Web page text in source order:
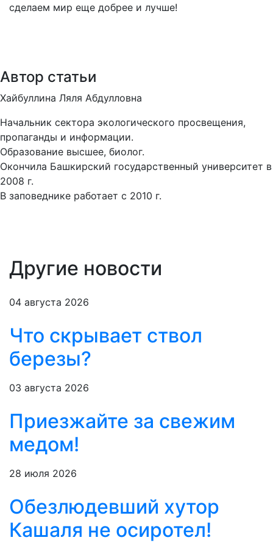
сделаем мир еще добрее и лучше!
Автор статьи
Хайбуллина Ляля Абдулловна
Начальник сектора экологического просвещения,
пропаганды и информации.
Образование высшее, биолог.
Окончила Башкирский государственный университет в
2008 г.
В заповеднике работает с 2010 г.
Другие новости
04 августа 2026
Что скрывает ствол
березы?
03 августа 2026
Приезжайте за свежим
медом!
28 июля 2026
Обезлюдевший хутор
Кашаля не осиротел!